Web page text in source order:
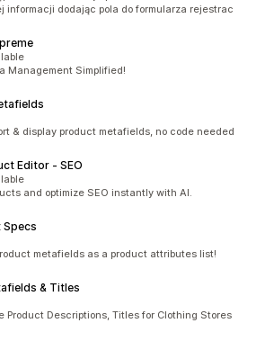
informacji dodając pola do formularza rejestrac
Management Simplified!
& display product metafields, no code needed
Editor ‑ SEO
and optimize SEO instantly with AI.
Specs
metafields as a product attributes list!
& Titles
1
Product Descriptions, Titles for Clothing Stores